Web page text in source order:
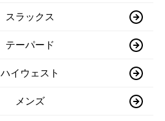
スラックス
テーパード
ハイウェスト
メンズ